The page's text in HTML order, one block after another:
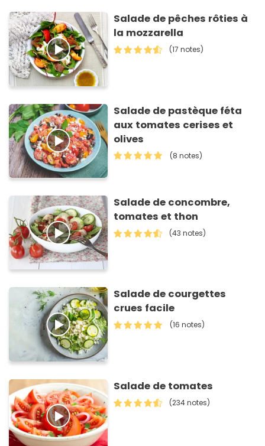
Salade de pêches rôties à
la mozzarella
(17 notes)
Salade de pastèque féta
aux tomates cerises et
olives
(8 notes)
Salade de concombre,
tomates et thon
(43 notes)
Salade de courgettes
crues facile
(16 notes)
Salade de tomates
(234 notes)